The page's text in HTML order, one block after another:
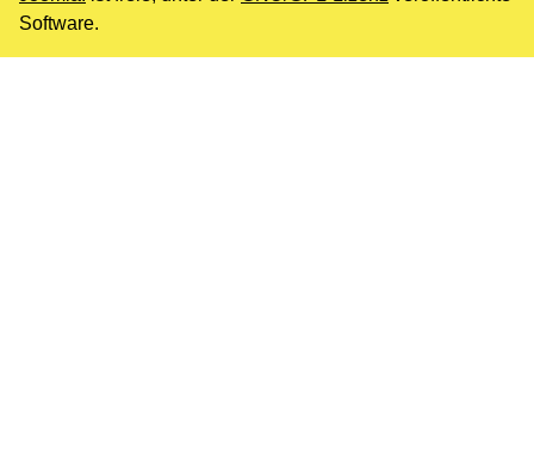
Software.